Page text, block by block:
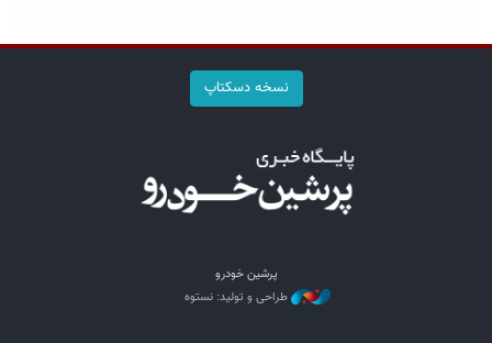
نسخه دسکتاپ
پرشین خودرو
طراحی و تولید: نستوه